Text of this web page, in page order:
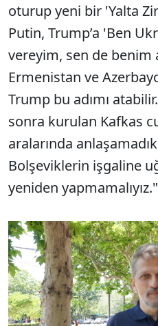
oturup yeni bir 'Yalta
Putin, Trump’a 'Ben
vereyim, sen de benim
Ermenistan ve
Trump bu adımı
sonra kurulan Kafkas
aralarında
Bolşeviklerin işgaline
yeniden yapmamalıyız."